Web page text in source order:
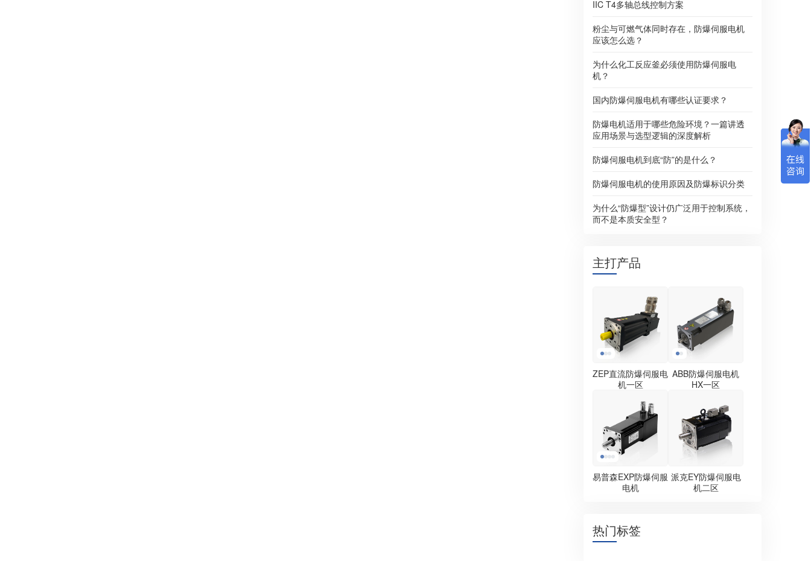
IIC T4多轴总线控制方案
粉尘与可燃气体同时存在，防爆伺服电机
应该怎么选？
为什么化工反应釜必须使用防爆伺服电
机？
国内防爆伺服电机有哪些认证要求？
防爆电机适用于哪些危险环境？一篇讲透
应用场景与选型逻辑的深度解析
防爆伺服电机到底“防”的是什么？
防爆伺服电机的使用原因及防爆标识分类
为什么“防爆型”设计仍广泛用于控制系统，
而不是本质安全型？
主打产品
ZEP直流防爆伺服电
机一区
ABB防爆伺服电机
HX一区
易普森EXP防爆伺服
电机
派克EY防爆伺服电
机二区
热门标签